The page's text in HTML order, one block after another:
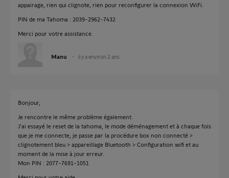
appairage, rien qui clignote, rien pour reconfigurer la connexion WiFi.
PIN de ma Tahoma : 2039-2962-7432
Merci pour votre assistance.
Manu il y a environ 2 ans
Bonjour,
Je rencontre le même problème également.
J'ai essayé le reset de la tahoma, le mode déménagement et à chaque fois
que je me connecte, je passe par la procédure box non connecté >
clignotement bleu > appareillage Bluetooth > Configuration wifi et au
moment de la mise à jour erreur.
Mon PIN : 2077-7691-1051